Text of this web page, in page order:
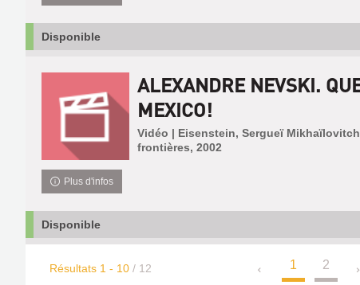
Disponible
ALEXANDRE NEVSKI.
MEXICO!
Vidéo | Eisenstein, Sergueï
frontières, 2002
Plus d'infos
Disponible
Résultats 1 - 10 / 12 1 2